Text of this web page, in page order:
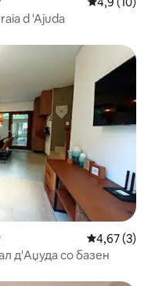
d 'Ajuda
Просечна
4,67 (3)
д'Аџуда со базен